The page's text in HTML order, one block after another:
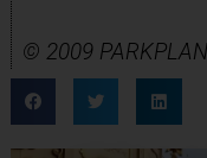
© 2009